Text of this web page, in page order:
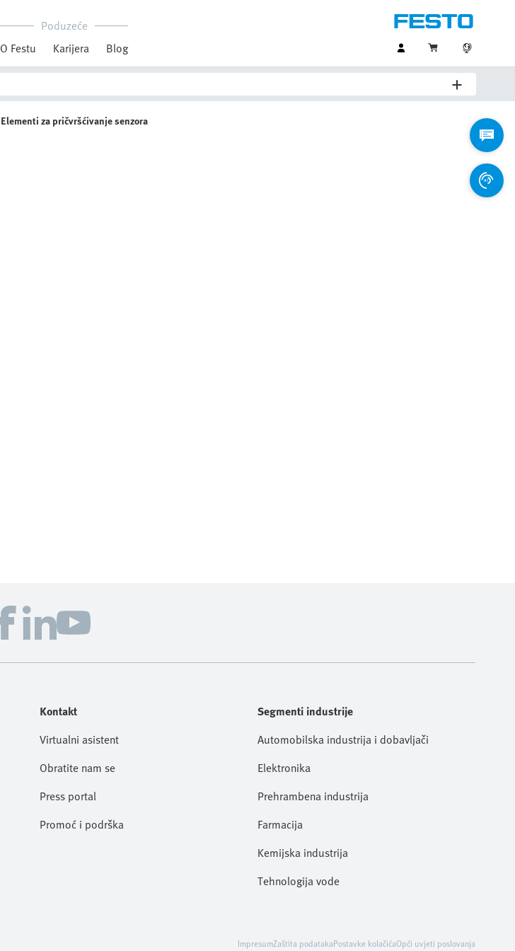
Poduzeće
O Festu
Karijera Blog
Elementi za pričvršćivanje senzora
Kontakt
Virtualni asistent
Obratite nam se
Press portal
Promoć i podrška
Segmenti industrije
Automobilska industrija i dobavljači
Elektronika
Prehrambena industrija
Farmacija
Kemijska industrija
Tehnologija vode
ImpresumZaštita podatakaPostavke kolačićaOpći uvjeti poslovanja